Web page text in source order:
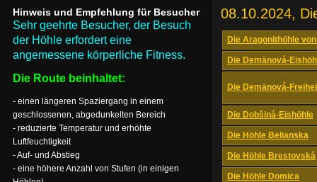
08.10.2024,
Die Aragonithöhle
Die Demänová-
Die Demänová-
Die Dobšiná-Eishöhle
Die Höhle Belianska
Die Höhle Brestovská
Die Höhle Domica
Hinweis und Empfehlung für Besucher
Sehr geehrte Besucher, der Besuch
der Höhle erfordert eine
angemessene körperliche Fitness.
Die Route beinhaltet:
- einen längeren Spaziergang in einem
geschlossenen, abgedunkelten Bereich
- reduzierte Temperatur und erhöhte
Luftfeuchtigkeit
- Auf- und Abstieg
- eine höhere Anzahl von Stufen (in einigen